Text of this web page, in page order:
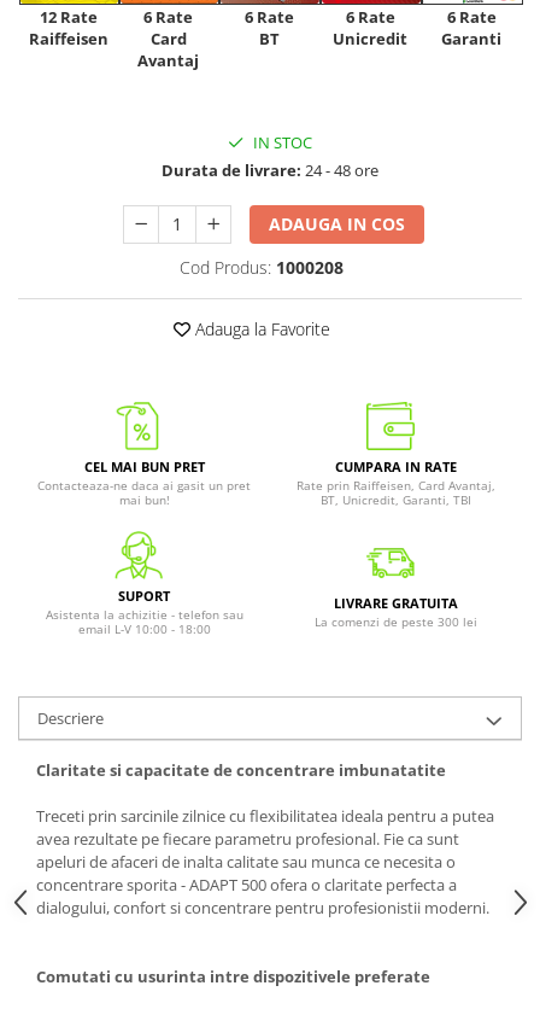
12 Rate
Raiffeisen
6 Rate
Card
Avantaj
6 Rate
BT
6 Rate
Unicredit
6 Rate
Garanti
IN STOC
Durata de livrare: 24 - 48 ore
ADAUGA IN COS
Cod Produs: 1000208
Adauga la Favorite
CEL MAI BUN PRET
Contacteaza-ne daca ai gasit un pret
mai bun!
CUMPARA IN RATE
Rate prin Raiffeisen, Card Avantaj,
BT, Unicredit, Garanti, TBI
SUPORT
Asistenta la achizitie - telefon sau
email L-V 10:00 - 18:00
LIVRARE GRATUITA
La comenzi de peste 300 lei
Descriere
Claritate si capacitate de concentrare imbunatatite
Treceti prin sarcinile zilnice cu flexibilitatea ideala pentru a putea
avea rezultate pe fiecare parametru profesional. Fie ca sunt
apeluri de afaceri de inalta calitate sau munca ce necesita o
concentrare sporita - ADAPT 500 ofera o claritate perfecta a
dialogului, confort si concentrare pentru profesionistii moderni.
Comutati cu usurinta intre dispozitivele preferate